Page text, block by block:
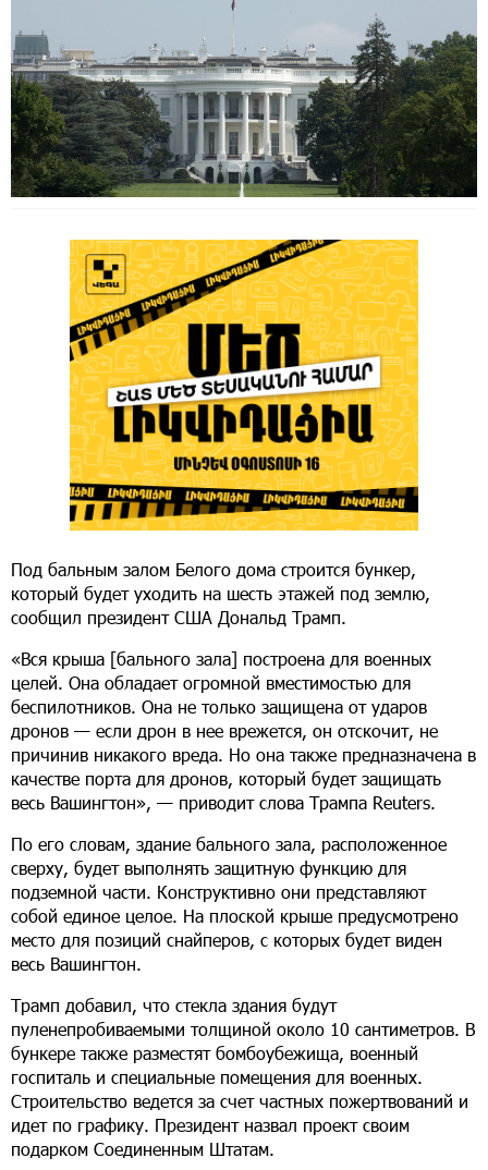
Под бальным залом Белого дома строится бункер,
который будет уходить на шесть этажей под землю,
сообщил президент США Дональд Трамп.
«Вся крыша [бального зала] построена для военных
целей. Она обладает огромной вместимостью для
беспилотников. Она не только защищена от ударов
дронов — если дрон в нее врежется, он отскочит, не
причинив никакого вреда. Но она также предназначена в
качестве порта для дронов, который будет защищать
весь Вашингтон», — приводит слова Трампа Reuters.
По его словам, здание бального зала, расположенное
сверху, будет выполнять защитную функцию для
подземной части. Конструктивно они представляют
собой единое целое. На плоской крыше предусмотрено
место для позиций снайперов, с которых будет виден
весь Вашингтон.
Трамп добавил, что стекла здания будут
пуленепробиваемыми толщиной около 10 сантиметров. В
бункере также разместят бомбоубежища, военный
госпиталь и специальные помещения для военных.
Строительство ведется за счет частных пожертвований и
идет по графику. Президент назвал проект своим
подарком Соединенным Штатам.